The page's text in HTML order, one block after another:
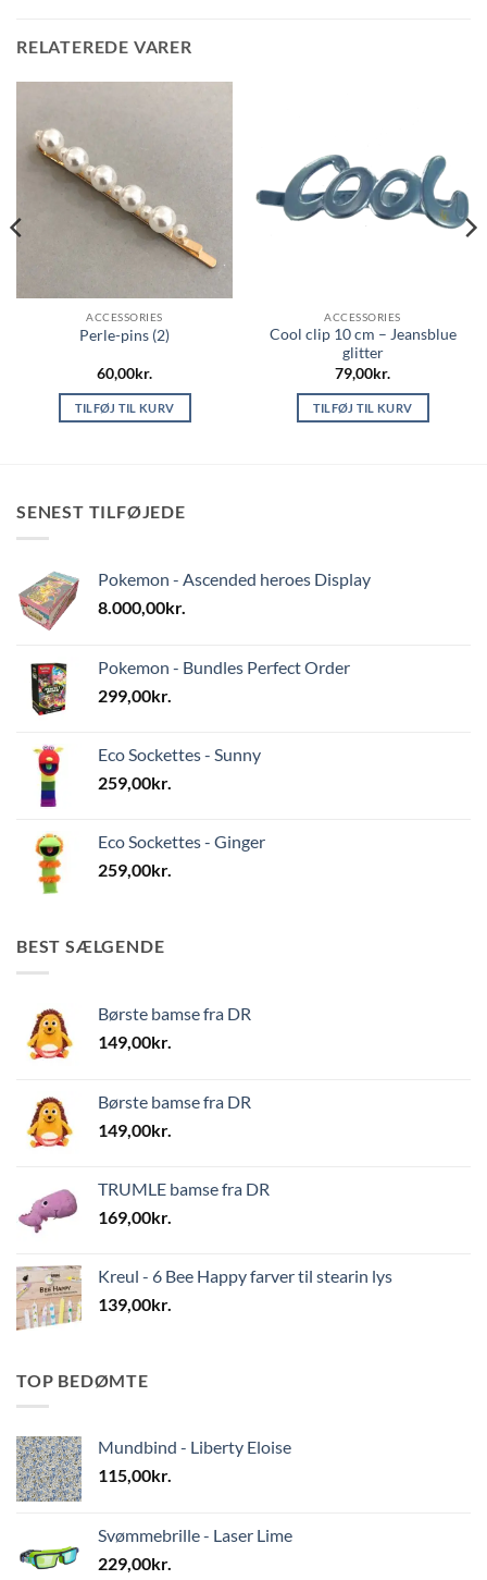
RELATEREDE VARER
ACCESSORIES
Perle-pins (2)
60,00kr.
TILFØJ TIL KURV
ACCESSORIES
Cool clip 10 cm – Jeansblue
glitter
79,00kr.
TILFØJ TIL KURV
SENEST TILFØJEDE
Pokemon - Ascended heroes Display
8.000,00kr.
Pokemon - Bundles Perfect Order
299,00kr.
Eco Sockettes - Sunny
259,00kr.
Eco Sockettes - Ginger
259,00kr.
BEST SÆLGENDE
Børste bamse fra DR
149,00kr.
Børste bamse fra DR
149,00kr.
TRUMLE bamse fra DR
169,00kr.
Kreul - 6 Bee Happy farver til stearin lys
139,00kr.
TOP BEDØMTE
Mundbind - Liberty Eloise
115,00kr.
Svømmebrille - Laser Lime
229,00kr.